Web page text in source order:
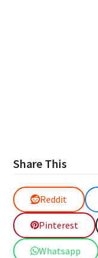
Share This
Reddit
Pinterest
Whatsapp